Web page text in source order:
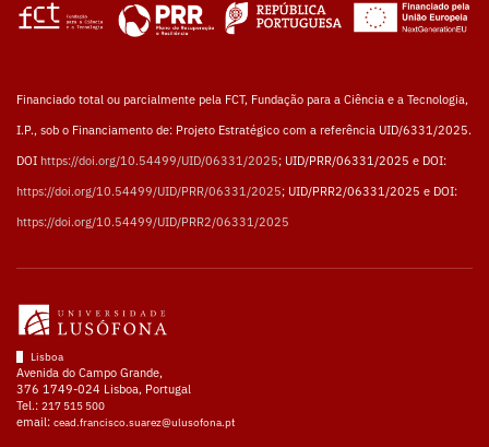
Financiado total ou parcialmente pela FCT, Fundação para a Ciência e a Tecnologia,
I.P., sob o Financiamento de: Projeto Estratégico com a referência UID/6331/2025.
DOI https://doi.org/10.54499/UID/06331/2025; UID/PRR/06331/2025 e DOI:
https://doi.org/10.54499/UID/PRR/06331/2025; UID/PRR2/06331/2025 e DOI:
https://doi.org/10.54499/UID/PRR2/06331/2025
Lisboa
Avenida do Campo Grande,
376 1749-024 Lisboa, Portugal
Tel.: 217 515 500
email: cead.francisco.suarez@ulusofona.pt